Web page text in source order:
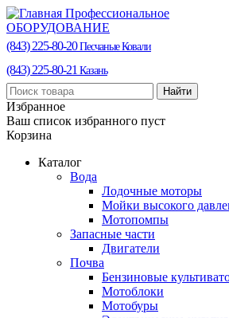
Профессиональное
ОБОРУДОВАНИЕ
(843) 225-80-20Песчаные Ковали
(843) 225-80-21 Казань
Найти
Избранное
Ваш список избранного пуст
Корзина
Каталог
Вода
Лодочные моторы
Мойки высокого
Мотопомпы
Запасные части
Двигатели
Почва
Бензиновые
Мотоблоки
Мотобуры